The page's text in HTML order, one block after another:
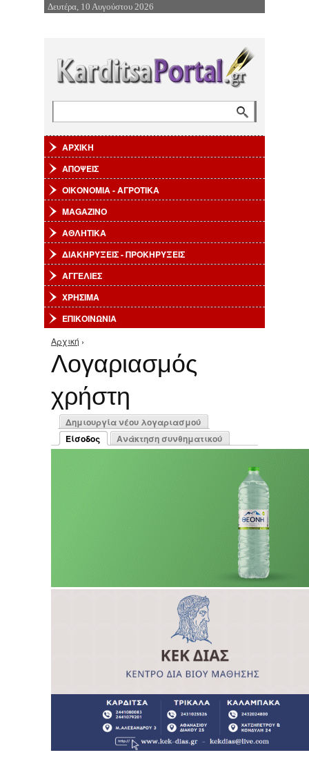
Επιστροφή στην Πλοήγηση
Δευτέρα, 10 Αυγούστου 2026
ΑΡΧΙΚΗ
ΑΠΟΨΕΙΣ
ΟΙΚΟΝΟΜΙΑ - ΑΓΡΟΤΙΚΑ
MAGAZINO
ΑΘΛΗΤΙΚΑ
ΔΙΑΚΗΡΥΞΕΙΣ - ΠΡΟΚΗΡΥΞΕΙΣ
ΑΓΓΕΛΙΕΣ
ΧΡΗΣΙΜΑ
ΕΠΙΚΟΙΝΩΝΙΑ
Είστε εδώ
Αρχική ›
Λογαριασμός
χρήστη
Πρωτεύουσες καρτέλες
Δημιουργία νέου λογαριασμού
Είσοδος
(ενεργή καρτέλα)
Ανάκτηση συνθηματικού